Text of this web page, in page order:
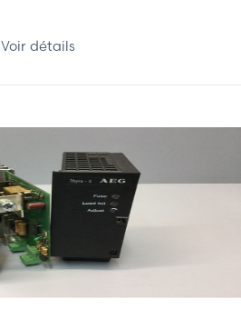
Voir détails